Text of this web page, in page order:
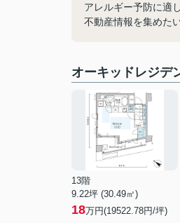
アレルギー予防に適
不動産情報を集めた
オーキッドレジデ
13階
9.22坪 (30.49㎡)
18万円(19522.78円/坪)